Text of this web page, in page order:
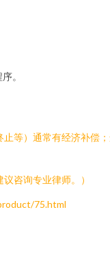
。
等）通常有经济补偿
咨询专业律师。）
75.html